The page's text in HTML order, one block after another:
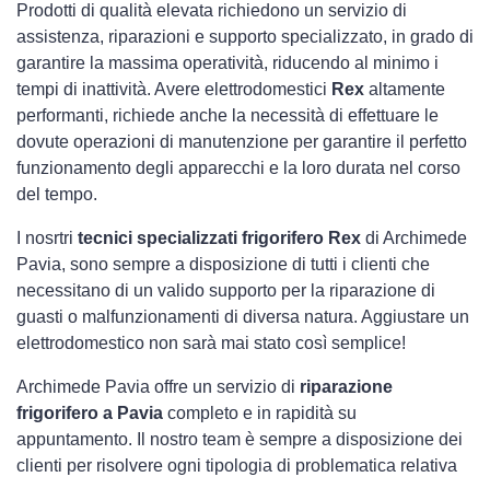
Prodotti di qualità elevata richiedono un servizio di
assistenza, riparazioni e supporto specializzato, in grado di
garantire la massima operatività, riducendo al minimo i
tempi di inattività. Avere elettrodomestici Rex altamente
performanti, richiede anche la necessità di effettuare le
dovute operazioni di manutenzione per garantire il perfetto
funzionamento degli apparecchi e la loro durata nel corso
del tempo.
I nosrtri tecnici specializzati frigorifero Rex di Archimede
Pavia, sono sempre a disposizione di tutti i clienti che
necessitano di un valido supporto per la riparazione di
guasti o malfunzionamenti di diversa natura. Aggiustare un
elettrodomestico non sarà mai stato così semplice!
Archimede Pavia offre un servizio di riparazione
frigorifero a Pavia completo e in rapidità su
appuntamento. Il nostro team è sempre a disposizione dei
clienti per risolvere ogni tipologia di problematica relativa